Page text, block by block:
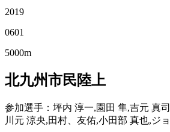
2019
0601
5000m
北九州市民陸上
参加選手 ：坪内 淳一,園田 隼,吉元 真
川元 涼央,田村、友佑,小田部 真也,ジ